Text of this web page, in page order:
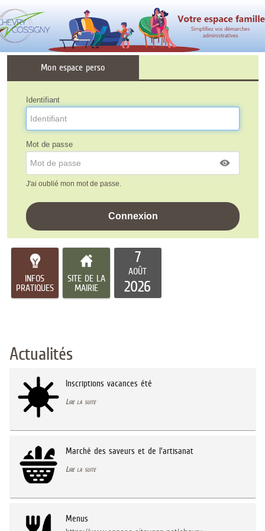
Mon espace perso
Identifiant
Mot de passe
J'ai oublié mon mot de passe.
INFOS
PRATIQUES
SITE DE LA
MAIRIE
7
AOÛT
2026
Actualités
Inscriptions vacances été
Lire la suite
Marché des saveurs et de l'artisanat
Lire la suite
Menus